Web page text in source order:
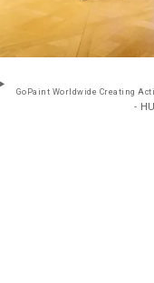
GoPaint Worldwide Creating
-